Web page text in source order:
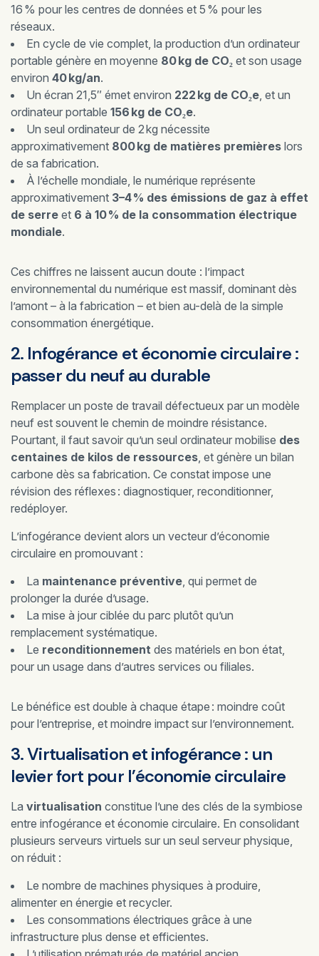
16 % pour les centres de données et 5 % pour les
réseaux.
En cycle de vie complet, la production d’un ordinateur
portable génère en moyenne 80 kg de CO₂ et son usage
environ 40 kg/an.
Un écran 21,5″ émet environ 222 kg de CO₂e, et un
ordinateur portable 156 kg de CO₂e.
Un seul ordinateur de 2 kg nécessite
approximativement 800 kg de matières premières lors
de sa fabrication.
À l’échelle mondiale, le numérique représente
approximativement 3–4 % des émissions de gaz à effet
de serre et 6 à 10 % de la consommation électrique
mondiale.
Ces chiffres ne laissent aucun doute : l’impact
environnemental du numérique est massif, dominant dès
l’amont – à la fabrication – et bien au-delà de la simple
consommation énergétique.
2. Infogérance et économie circulaire :
passer du neuf au durable
Remplacer un poste de travail défectueux par un modèle
neuf est souvent le chemin de moindre résistance.
Pourtant, il faut savoir qu’un seul ordinateur mobilise des
centaines de kilos de ressources, et génère un bilan
carbone dès sa fabrication. Ce constat impose une
révision des réflexes : diagnostiquer, reconditionner,
redéployer.
L’infogérance devient alors un vecteur d’économie
circulaire en promouvant :
La maintenance préventive, qui permet de
prolonger la durée d’usage.
La mise à jour ciblée du parc plutôt qu’un
remplacement systématique.
Le reconditionnement des matériels en bon état,
pour un usage dans d’autres services ou filiales.
Le bénéfice est double à chaque étape : moindre coût
pour l’entreprise, et moindre impact sur l’environnement.
3. Virtualisation et infogérance : un
levier fort pour l’économie circulaire
La virtualisation constitue l’une des clés de la symbiose
entre infogérance et économie circulaire. En consolidant
plusieurs serveurs virtuels sur un seul serveur physique,
on réduit :
Le nombre de machines physiques à produire,
alimenter en énergie et recycler.
Les consommations électriques grâce à une
infrastructure plus dense et efficientes.